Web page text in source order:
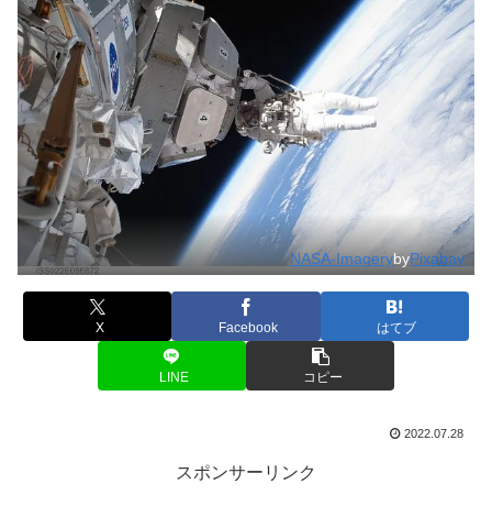
NASA-ImagerybyPixabay
X Facebook はてブ
LINE コピー
2022.07.28
スポンサーリンク